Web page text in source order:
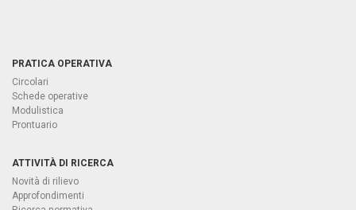
PRATICA OPERATIVA
Circolari
Schede operative
Modulistica
Prontuario
ATTIVITÀ DI RICERCA
Novità di rilievo
Approfondimenti